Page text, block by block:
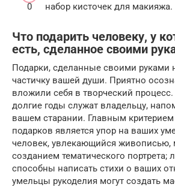
набор кисточек для макияжа.
Что подарить человеку, у
есть, сделанное своими
Подарки, сделанные своими руками
частичку вашей души. Приятно
вложили себя в творческий
долгие годы служат владельцу,
вашем старании. Главным критерием
подарков является упор на ваших
человек, увлекающийся живописью,
созданием тематического портрета;
способны написать стихи о ваших
умельцы рукоделия могут создать